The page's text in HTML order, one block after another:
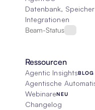
Datenbank,
Integrationen
Beam-Status
Ressourcen
Agentic InsightsBLOG
Agentische
WebinareNEU
Changelog